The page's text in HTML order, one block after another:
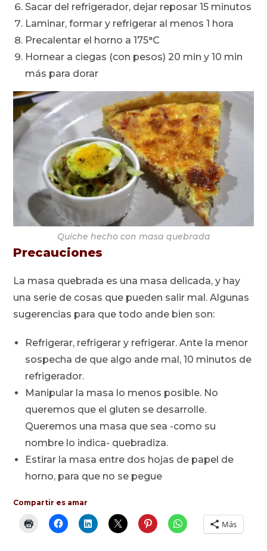
Sacar del refrigerador, dejar reposar 15 minutos
Laminar, formar y refrigerar al menos 1 hora
Precalentar el horno a 175°C
Hornear a ciegas (con pesos) 20 min y 10 min
más para dorar
Quiche hecho con masa quebrada
Precauciones
La masa quebrada es una masa delicada, y hay
una serie de cosas que pueden salir mal. Algunas
sugerencias para que todo ande bien son:
Refrigerar, refrigerar y refrigerar. Ante la menor
sospecha de que algo ande mal, 10 minutos de
refrigerador.
Manipular la masa lo menos posible. No
queremos que el gluten se desarrolle.
Queremos una masa que sea -como su
nombre lo indica- quebradiza.
Estirar la masa entre dos hojas de papel de
horno, para que no se pegue
Compartir es amar
Más